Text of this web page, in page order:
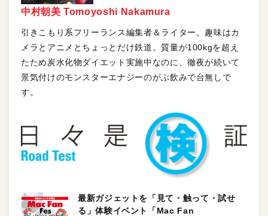
中村朝美 Tomoyoshi Nakamura
引きこもり系フリーランス編集者＆ライター。趣味はカ
メラとアニメとちょっとだけ鉄道。質量が100kgを超え
たため炭水化物ダイエット実施中なのに、徹夜が続いて
景気付けのモンスターエナジーのがぶ飲みで台無しで
す。
最新ガジェットを「見て・触って・試せ
る」体験イベント「Mac Fan